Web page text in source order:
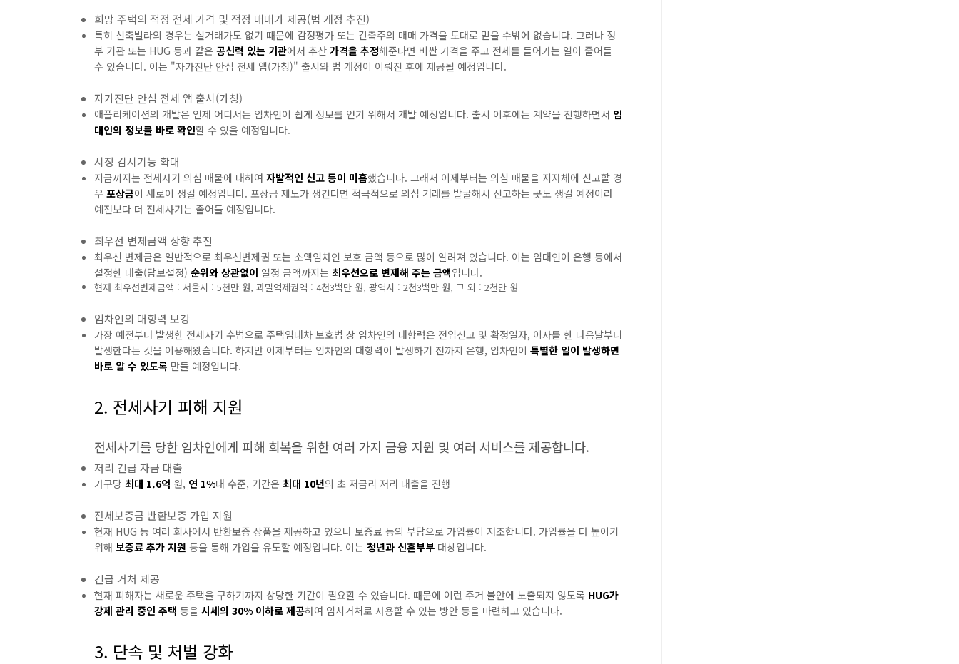
희망 주택의 적정 전세 가격 및 적정 매매가 제공(법 개정 추진)
특히 신축빌라의 경우는 실거래가도 없기 때문에 감정평가 또는 건축주의 매매 가격을 토대로 믿을 수밖에 없습니다. 그러나 정
부 기관 또는 HUG 등과 같은 공신력 있는 기관에서 추산 가격을 추정해준다면 비싼 가격을 주고 전세를 들어가는 일이 줄어들
수 있습니다. 이는 "자가진단 안심 전세 앱(가칭)" 출시와 법 개정이 이뤄진 후에 제공될 예정입니다.
자가진단 안심 전세 앱 출시(가칭)
애플리케이션의 개발은 언제 어디서든 임차인이 쉽게 정보를 얻기 위해서 개발 예정입니다. 출시 이후에는 계약을 진행하면서 임
대인의 정보를 바로 확인할 수 있을 예정입니다.
시장 감시기능 확대
지금까지는 전세사기 의심 매물에 대하여 자발적인 신고 등이 미흡했습니다. 그래서 이제부터는 의심 매물을 지자체에 신고할 경
우 포상금이 새로이 생길 예정입니다. 포상금 제도가 생긴다면 적극적으로 의심 거래를 발굴해서 신고하는 곳도 생길 예정이라
예전보다 더 전세사기는 줄어들 예정입니다.
최우선 변제금액 상향 추진
최우선 변제금은 일반적으로 최우선변제권 또는 소액임차인 보호 금액 등으로 많이 알려져 있습니다. 이는 임대인이 은행 등에서
설정한 대출(담보설정) 순위와 상관없이 일정 금액까지는 최우선으로 변제해 주는 금액입니다.
현재 최우선변제금액 : 서울시 : 5천만 원, 과밀억제권역 : 4천3백만 원, 광역시 : 2천3백만 원, 그 외 : 2천만 원
임차인의 대항력 보강
가장 예전부터 발생한 전세사기 수법으로 주택임대차 보호법 상 임차인의 대항력은 전입신고 및 확정일자, 이사를 한 다음날부터
발생한다는 것을 이용해왔습니다. 하지만 이제부터는 임차인의 대항력이 발생하기 전까지 은행, 임차인이 특별한 일이 발생하면
바로 알 수 있도록 만들 예정입니다.
2. 전세사기 피해 지원
전세사기를 당한 임차인에게 피해 회복을 위한 여러 가지 금융 지원 및 여러 서비스를 제공합니다.
저리 긴급 자금 대출
가구당 최대 1.6억 원, 연 1%대 수준, 기간은 최대 10년의 초 저금리 저리 대출을 진행
전세보증금 반환보증 가입 지원
현재 HUG 등 여러 회사에서 반환보증 상품을 제공하고 있으나 보증료 등의 부담으로 가입률이 저조합니다. 가입률을 더 높이기
위해 보증료 추가 지원 등을 통해 가입을 유도할 예정입니다. 이는 청년과 신혼부부 대상입니다.
긴급 거처 제공
현재 피해자는 새로운 주택을 구하기까지 상당한 기간이 필요할 수 있습니다. 때문에 이런 주거 불안에 노출되지 않도록 HUG가
강제 관리 중인 주택 등을 시세의 30% 이하로 제공하여 임시거처로 사용할 수 있는 방안 등을 마련하고 있습니다.
3. 단속 및 처벌 강화